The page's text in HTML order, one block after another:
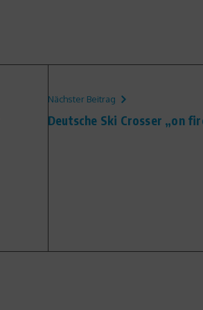
Nächster Beitrag
Deutsche Ski Crosser „on